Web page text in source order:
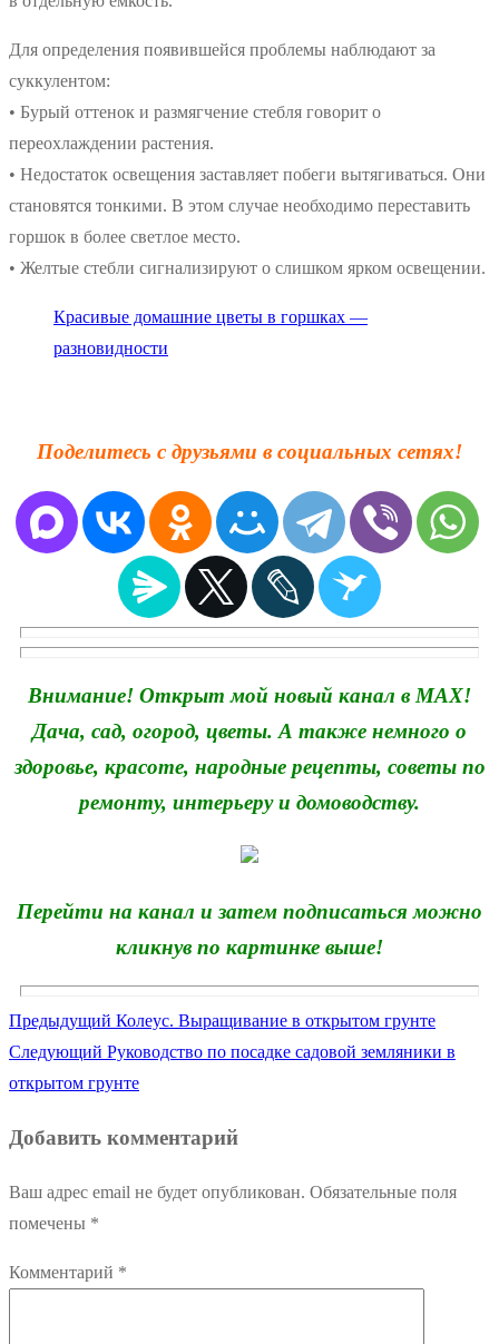
Для определения появившейся проблемы наблюдают за
суккулентом:
• Бурый оттенок и размягчение стебля говорит о
переохлаждении растения.
• Недостаток освещения заставляет побеги вытягиваться. Они
становятся тонкими. В этом случае необходимо переставить
горшок в более светлое место.
• Желтые стебли сигнализируют о слишком ярком освещении.
Красивые домашние цветы в горшках —
разновидности
Поделитесь с друзьями в социальных сетях!
Внимание! Открыт мой новый канал в MAX!
Дача, сад, огород, цветы. А также немного о
здоровье, красоте, народные рецепты, советы по
ремонту, интерьеру и домоводству.
Перейти на канал и затем подписаться можно
кликнув по картинке выше!
Навигация
по
Предыдущий Предыдущая
запись:
Колеус. Выращивание в открытом грунте
Следующий Следующая
запись:
Руководство по посадке садовой земляники в
открытом грунте
Добавить комментарий
Ваш адрес email не будет опубликован. Обязательные поля
помечены *
Комментарий *